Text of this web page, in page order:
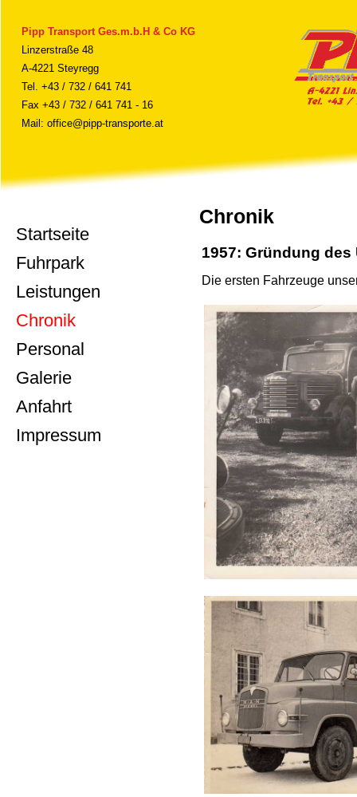
Pipp Transport Ges.m.b.H & Co KG
Linzerstraße 48
A-4221 Steyregg
Tel. +43 / 732 / 641 741
Fax +43 / 732 / 641 741 - 16
Mail: office@pipp-transporte.at
Startseite
Fuhrpark
Leistungen
Chronik
Personal
Galerie
Anfahrt
Impressum
Chronik
1957: Gründung
Die ersten Fahrzeuge